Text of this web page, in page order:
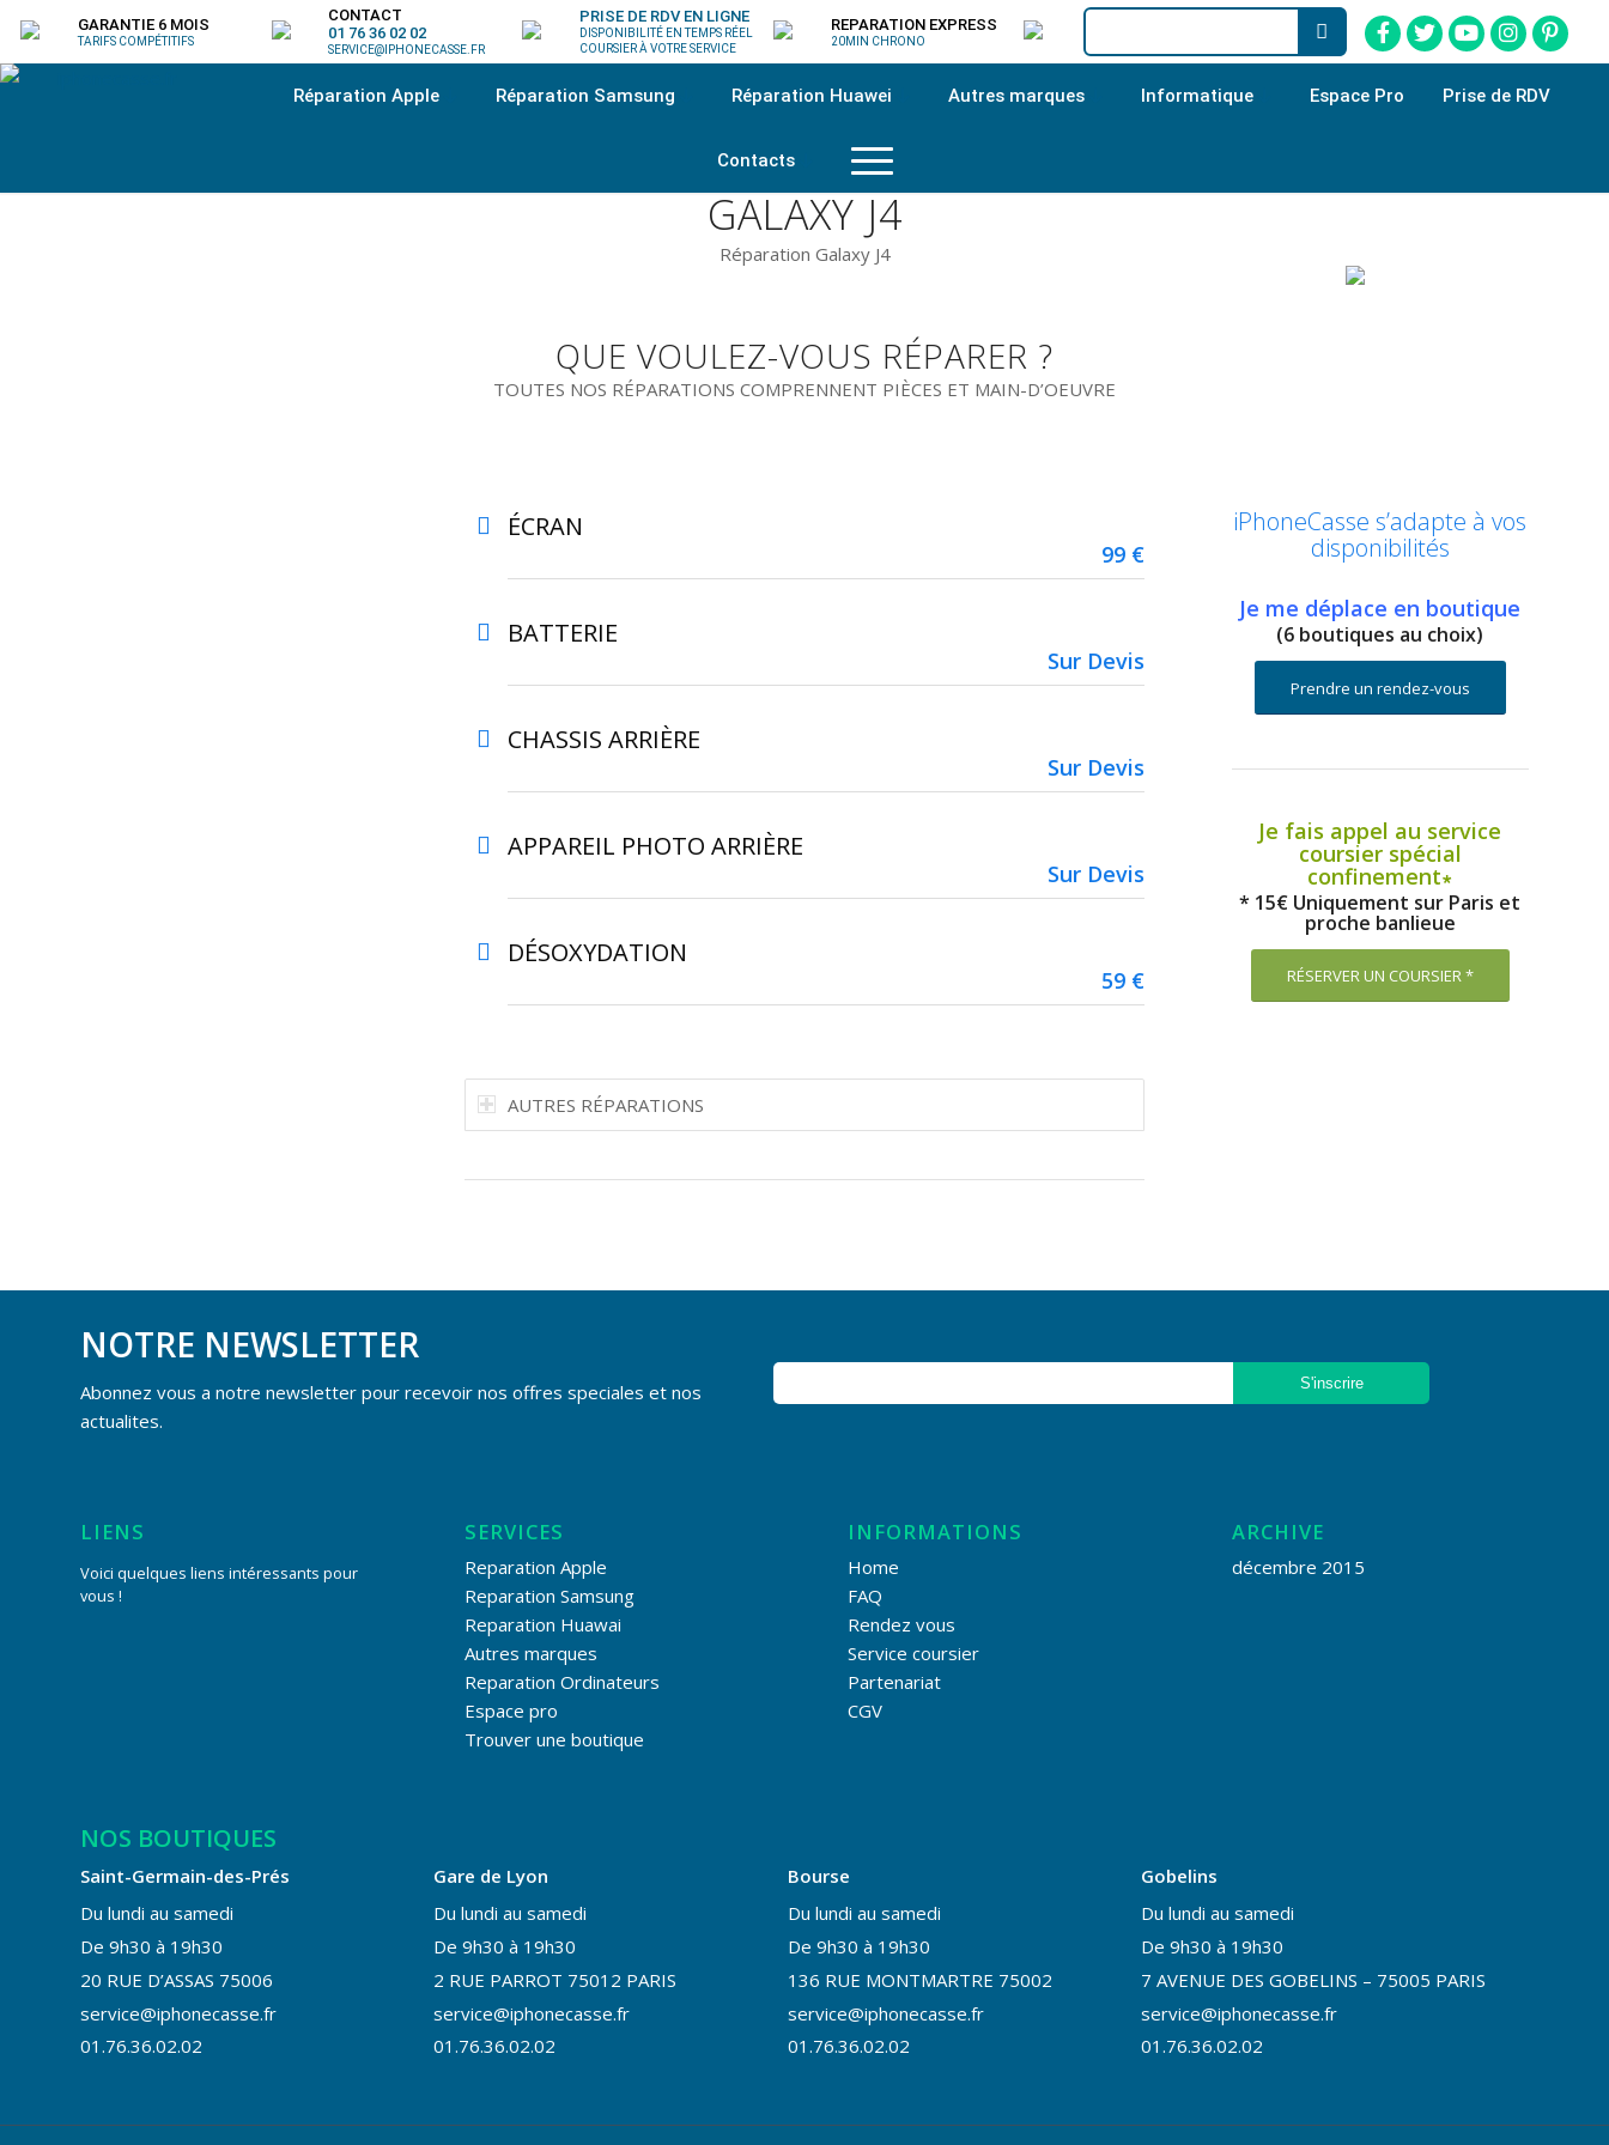
GARANTIE 6 MOIS
TARIFS COMPÉTITIFS
CONTACT
01 76 36 02 02
SERVICE@IPHONECASSE.FR
PRISE DE RDV EN LIGNE
DISPONIBILITÉ EN TEMPS RÉEL
COURSIER À VOTRE SERVICE
REPARATION EXPRESS
20MIN CHRONO
Réparation Apple Réparation Samsung Réparation Huawei Autres marques Informatique Espace Pro Prise de RDV
Contacts
GALAXY J4
Réparation Galaxy J4
QUE VOULEZ-VOUS RÉPARER ?
TOUTES NOS RÉPARATIONS COMPRENNENT PIÈCES ET MAIN-D’OEUVRE
ÉCRAN
99 €
BATTERIE
Sur Devis
CHASSIS ARRIÈRE
Sur Devis
APPAREIL PHOTO ARRIÈRE
Sur Devis
DÉSOXYDATION
59 €
AUTRES RÉPARATIONS
iPhoneCasse s’adapte à vos
disponibilités
Je me déplace en boutique
(6 boutiques au choix)
Prendre un rendez-vous
Je fais appel au service
coursier spécial
confinement∗
* 15€ Uniquement sur Paris et
proche banlieue
RÉSERVER UN COURSIER *
NOTRE NEWSLETTER
Abonnez vous a notre newsletter pour recevoir nos offres speciales et nos
actualites.
LIENS
Voici quelques liens intéressants pour
vous !
SERVICES
Reparation Apple
Reparation Samsung
Reparation Huawai
Autres marques
Reparation Ordinateurs
Espace pro
Trouver une boutique
INFORMATIONS
Home
FAQ
Rendez vous
Service coursier
Partenariat
CGV
ARCHIVE
décembre 2015
NOS BOUTIQUES
Saint-Germain-des-Prés
Du lundi au samedi
De 9h30 à 19h30
20 RUE D’ASSAS 75006
service@iphonecasse.fr
01.76.36.02.02
Gare de Lyon
Du lundi au samedi
De 9h30 à 19h30
2 RUE PARROT 75012 PARIS
service@iphonecasse.fr
01.76.36.02.02
Bourse
Du lundi au samedi
De 9h30 à 19h30
136 RUE MONTMARTRE 75002
service@iphonecasse.fr
01.76.36.02.02
Gobelins
Du lundi au samedi
De 9h30 à 19h30
7 AVENUE DES GOBELINS – 75005 PARIS
service@iphonecasse.fr
01.76.36.02.02